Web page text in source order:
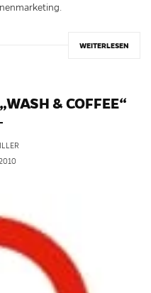
WEITERLESEN
& COFFEE“